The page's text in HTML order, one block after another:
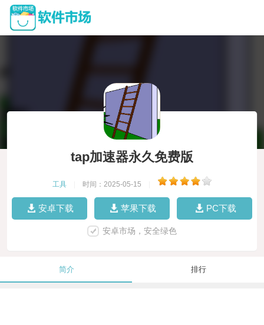
tap加速器永久免费版
工具 时间：2025-05-15
安卓下载 苹果下载 PC下载
安卓市场，安全绿色
简介 排行